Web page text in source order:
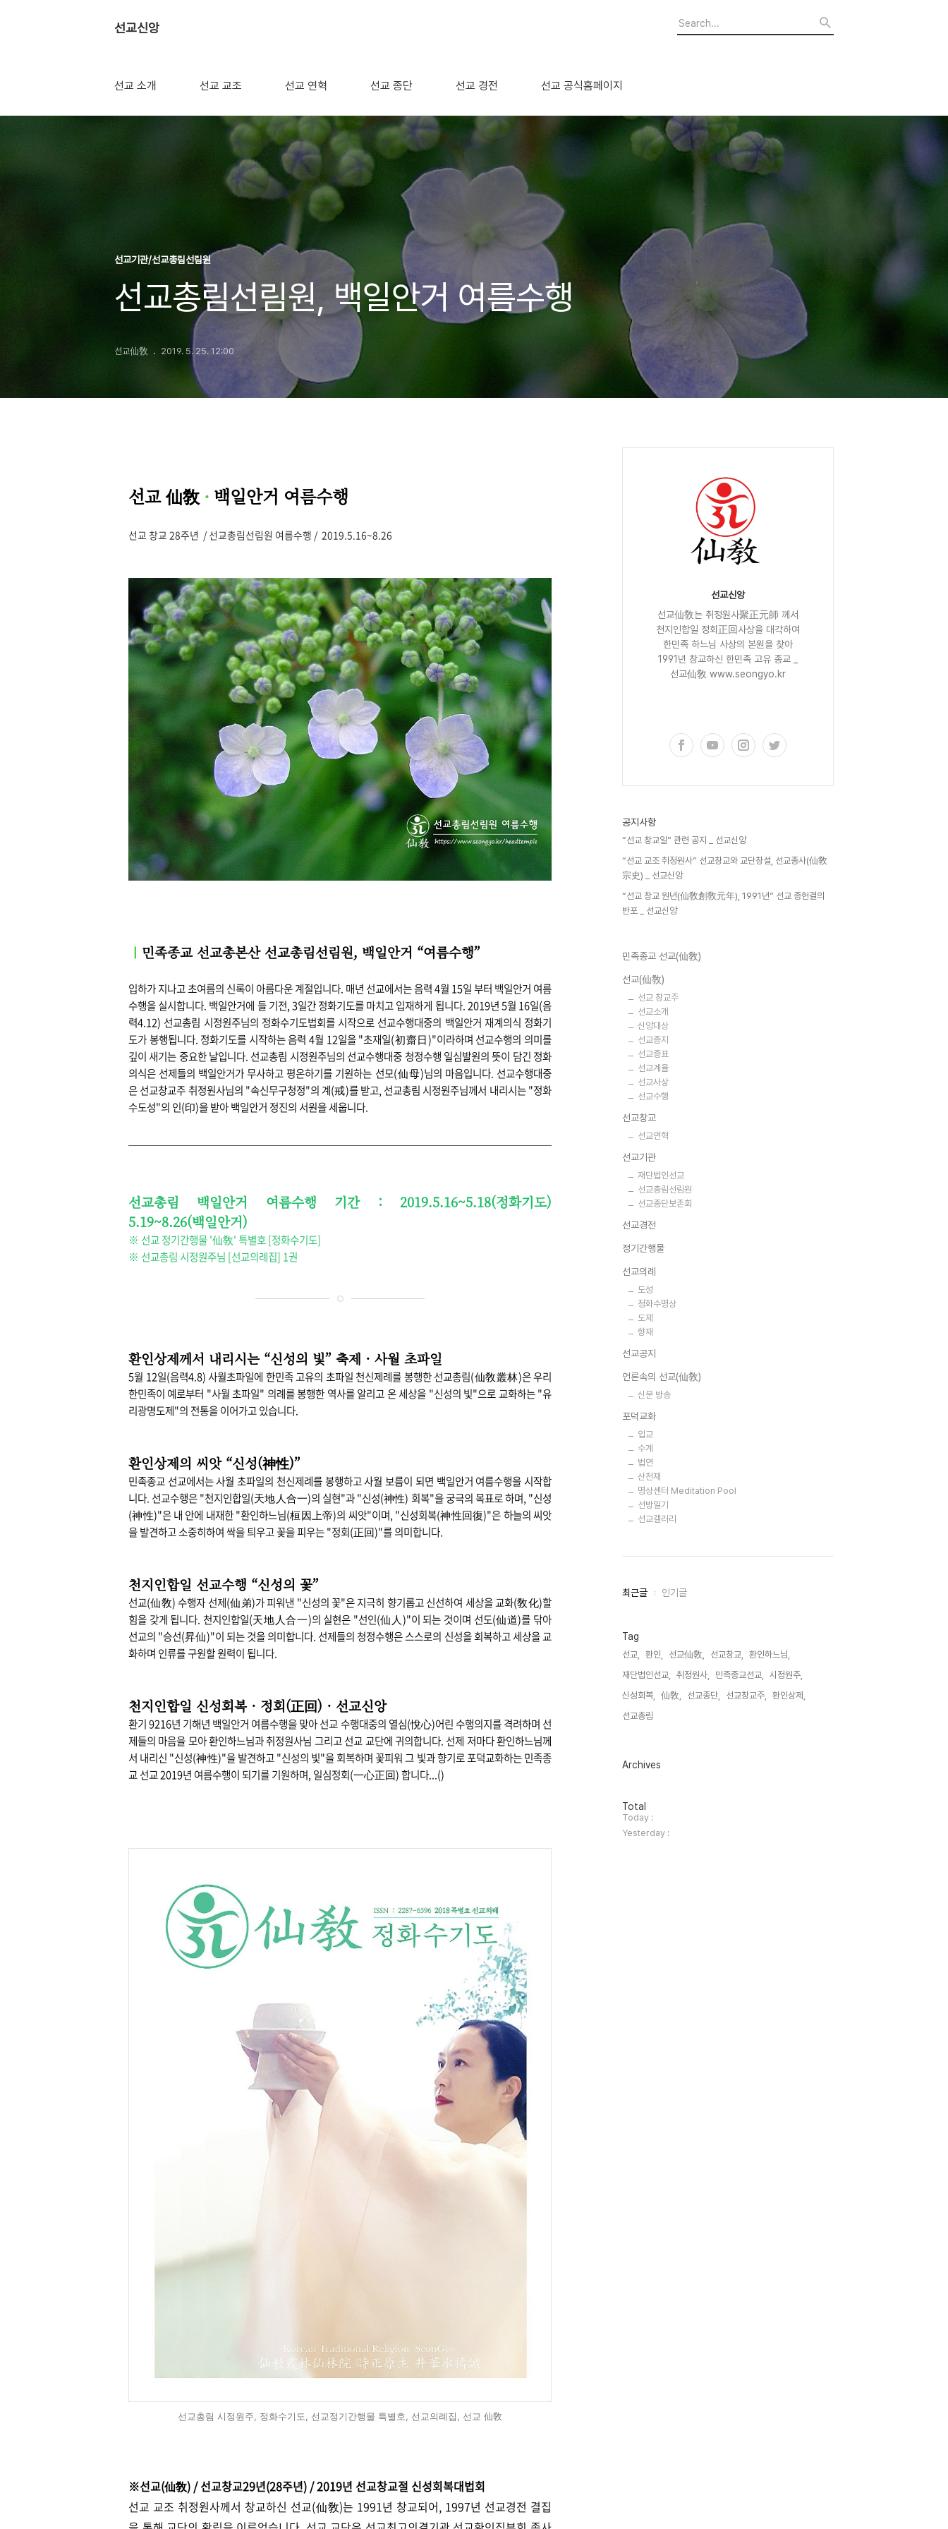
선교신앙
선교 소개 선교 교조 선교 연혁 선교 종단 선교 경전 선교 공식홈페이지
선교기관/선교총림선림원
선교총림선림원, 백일안거 여름수행
선교仙敎 2019. 5. 25. 12:00
선교 仙敎 · 백일안거 여름수행
선교 창교 28주년 / 선교총림선림원 여름수행 / 2019.5.16~8.26
민족종교 선교총본산 선교총림선림원, 백일안거 “여름수행”
입하가 지나고 초여름의 신록이 아름다운 계절입니다. 매년 선교에서는 음력 4월 15일 부터 백일안거 여름
수행을 실시합니다. 백일안거에 들 기전, 3일간정화기도를 마치고 입재하게 됩니다.2019년5월 16일(음
력4.12) 선교총림 시정원주님의 정화수기도법회를 시작으로 선교수행대중의 백일안거 재계의식 정화기
도가 봉행됩니다. 정화기도를 시작하는 음력 4월 12일을"초재일(初齋日)"이라하며 선교수행의 의미를
깊이 새기는중요한 날입니다. 선교총림 시정원주님의 선교수행대중 청정수행 일심발원의 뜻이 담긴 정화
의식은 선제들의 백일안거가 무사하고 평온하기를 기원하는 선모(仙母)님의 마음입니다. 선교수행대중
은 선교창교주 취정원사님의 "속신무구청정"의 계(戒)를 받고, 선교총림 시정원주님께서 내리시는"정화
수도성"의 인(印)을 받아 백일안거 정진의 서원을 세웁니다.
선교총림 백일안거 여름수행 기간 : 2019.5.16~5.18(정화기도)
5.19~8.26(백일안거)
※ 선교 정기간행물 '仙敎' 특별호 [정화수기도]
※ 선교총림 시정원주님 [선교의례집] 1권
환인상제께서 내리시는 “신성의 빛” 축제 · 사월 초파일
5월 12일(음력4.8) 사월초파일에 한민족 고유의 초파일 천신제례를 봉행한 선교총림(仙敎叢林)은 우리
한민족이 예로부터 "사월 초파일" 의례를 봉행한 역사를 알리고 온 세상을 "신성의 빛"으로 교화하는 "유
리광명도제"의 전통을 이어가고 있습니다.
환인상제의 씨앗 “신성(神性)”
민족종교 선교에서는 사월 초파일의 천신제례를 봉행하고 사월 보름이 되면 백일안거 여름수행을 시작합
니다. 선교수행은 "천지인합일(天地人合一)의 실현"과 "신성(神性) 회복"을 궁극의 목표로 하며, "신성
(神性)"은 내 안에 내재한 "환인하느님(桓因上帝)의 씨앗"이며, "신성회복(神性回復)"은 하늘의 씨앗
을 발견하고 소중히하여 싹을 틔우고 꽃을 피우는 "정회(正回)"를 의미합니다.
천지인합일 선교수행 “신성의 꽃”
선교(仙敎) 수행자 선제(仙弟)가 피워낸 "신성의 꽃"은 지극히 향기롭고 신선하여 세상을 교화(敎化)할
힘을 갖게 됩니다. 천지인합일(天地人合一)의 실현은 "선인(仙人)"이 되는 것이며 선도(仙道)를 닦아
선교의 "승선(昇仙)"이 되는 것을 의미합니다. 선제들의 청정수행은 스스로의 신성을 회복하고 세상을 교
화하며 인류를 구원할 원력이 됩니다.
천지인합일 신성회복 · 정회(正回) · 선교신앙
환기 9216년 기해년 백일안거 여름수행을 맞아 선교 수행대중의 열심(悅心)어린 수행의지를 격려하며 선
제들의 마음을 모아 환인하느님과 취정원사님 그리고 선교 교단에 귀의합니다. 선제 저마다 환인하느님께
서 내리신 "신성(神性)"을 발견하고 "신성의 빛"을 회복하며 꽃피워 그 빛과 향기로 포덕교화하는 민족종
교 선교 2019년 여름수행이 되기를 기원하며, 일심정회(一心正回) 합니다...()
선교총림 시정원주, 정화수기도, 선교정기간행물 특별호, 선교의례집, 선교 仙敎
※선교(仙敎) / 선교창교29년(28주년) / 2019년 선교창교절 신성회복대법회
선교 교조 취정원사께서 창교하신 선교(仙敎)는 1991년 창교되어, 1997년 선교경전 결집
선교신앙
선교仙敎는 취정원사聚正元師 께서
천지인합일 정회正回사상을 대각하여
한민족 하느님 사상의 본원을 찾아
1991년 창교하신 한민족 고유 종교 _
선교仙敎 www.seongyo.kr
공지사항
“선교 창교일” 관련 공지 _ 선교신앙
“선교 교조 취정원사” 선교창교와 교단창설, 선교종사(仙敎
宗史) _ 선교신앙
“선교 창교 원년(仙敎創敎元年), 1991년” 선교 종헌결의
반포 _ 선교신앙
민족종교 선교(仙敎)
선교(仙敎)
선교 창교주
선교소개
신앙대상
선교종지
선교종표
선교계율
선교사상
선교수행
선교창교
선교연혁
선교기관
재단법인선교
선교총림선림원
선교종단보존회
선교경전
정기간행물
선교의례
도성
정화수명상
도제
향재
선교공지
언론속의 선교(仙敎)
신문 방송
포덕교화
입교
수계
법연
산천재
명상센터 Meditation Pool
선방일기
선교갤러리
최
인
글
최근글 인기글
Tag
선교, 환인, 선교仙敎, 선교창교,
환인하느님,
재단법인선교,
취정원사, 민족종교선교,
시정원주,
신성회복,
仙敎, 선교종단, 선교창교주,
환인상제,
선교총림,
Archives
방
문
자
수
Total
Today :
Yesterday :